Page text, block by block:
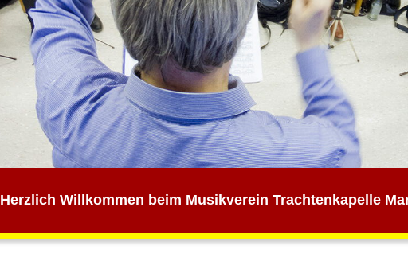
Herzlich Willkommen beim Musikverein Trachtenkapelle